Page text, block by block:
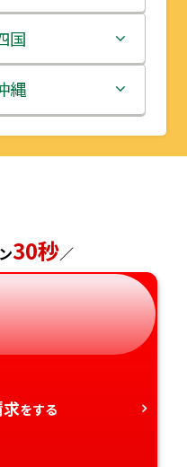
国
縄
30秒／
をする